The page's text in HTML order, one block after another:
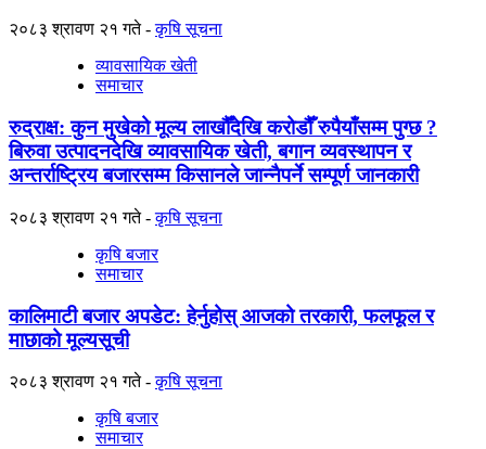
२०८३ श्रावण २१ गते
कृषि सूचना
व्यावसायिक खेती
समाचार
रुद्राक्ष: कुन मुखेको मूल्य लाखौँदेखि करोडौँ रुपैयाँसम्म पुग्छ ?
बिरुवा उत्पादनदेखि व्यावसायिक खेती, बगान व्यवस्थापन र
अन्तर्राष्ट्रिय बजारसम्म किसानले जान्नैपर्ने सम्पूर्ण जानकारी
२०८३ श्रावण २१ गते
कृषि सूचना
कृषि बजार
समाचार
कालिमाटी बजार अपडेट: हेर्नुहोस् आजको तरकारी, फलफूल र
माछाको मूल्यसूची
२०८३ श्रावण २१ गते
कृषि सूचना
कृषि बजार
समाचार